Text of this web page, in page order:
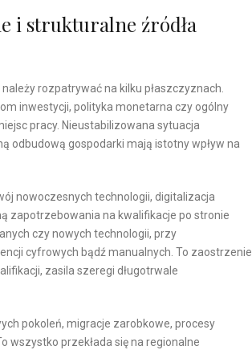
i strukturalne źródła
rozpatrywać na kilku płaszczyznach.
inwestycji, polityka monetarna czy ogólny
pracy. Nieustabilizowana sytuacja
odbudową gospodarki mają istotny wpływ na
nowoczesnych technologii, digitalizacja
zapotrzebowania na kwalifikacje po stronie
czy nowych technologii, przy
cyfrowych bądź manualnych. To zaostrzenie
zasila szeregi długotrwale
pokoleń, migracje zarobkowe, procesy
wszystko przekłada się na regionalne